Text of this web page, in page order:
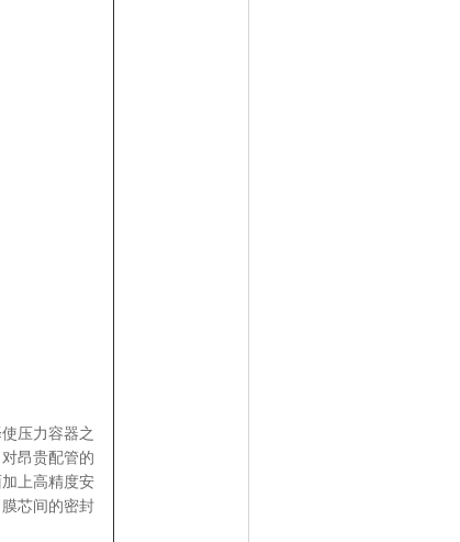
压力容器之
昂贵配管的
上高精度安
芯间的密封